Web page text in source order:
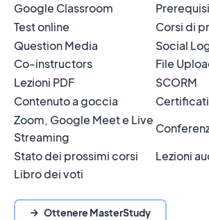
Google Classroom
Test online
Corsi di
Question Media
Social
Co-instructors
File
Lezioni PDF
SCORM
Contenuto a goccia
Zoom, Google Meet e Live
Streaming
Stato dei prossimi corsi
Lezioni
Libro dei voti
Ottenere MasterStudy